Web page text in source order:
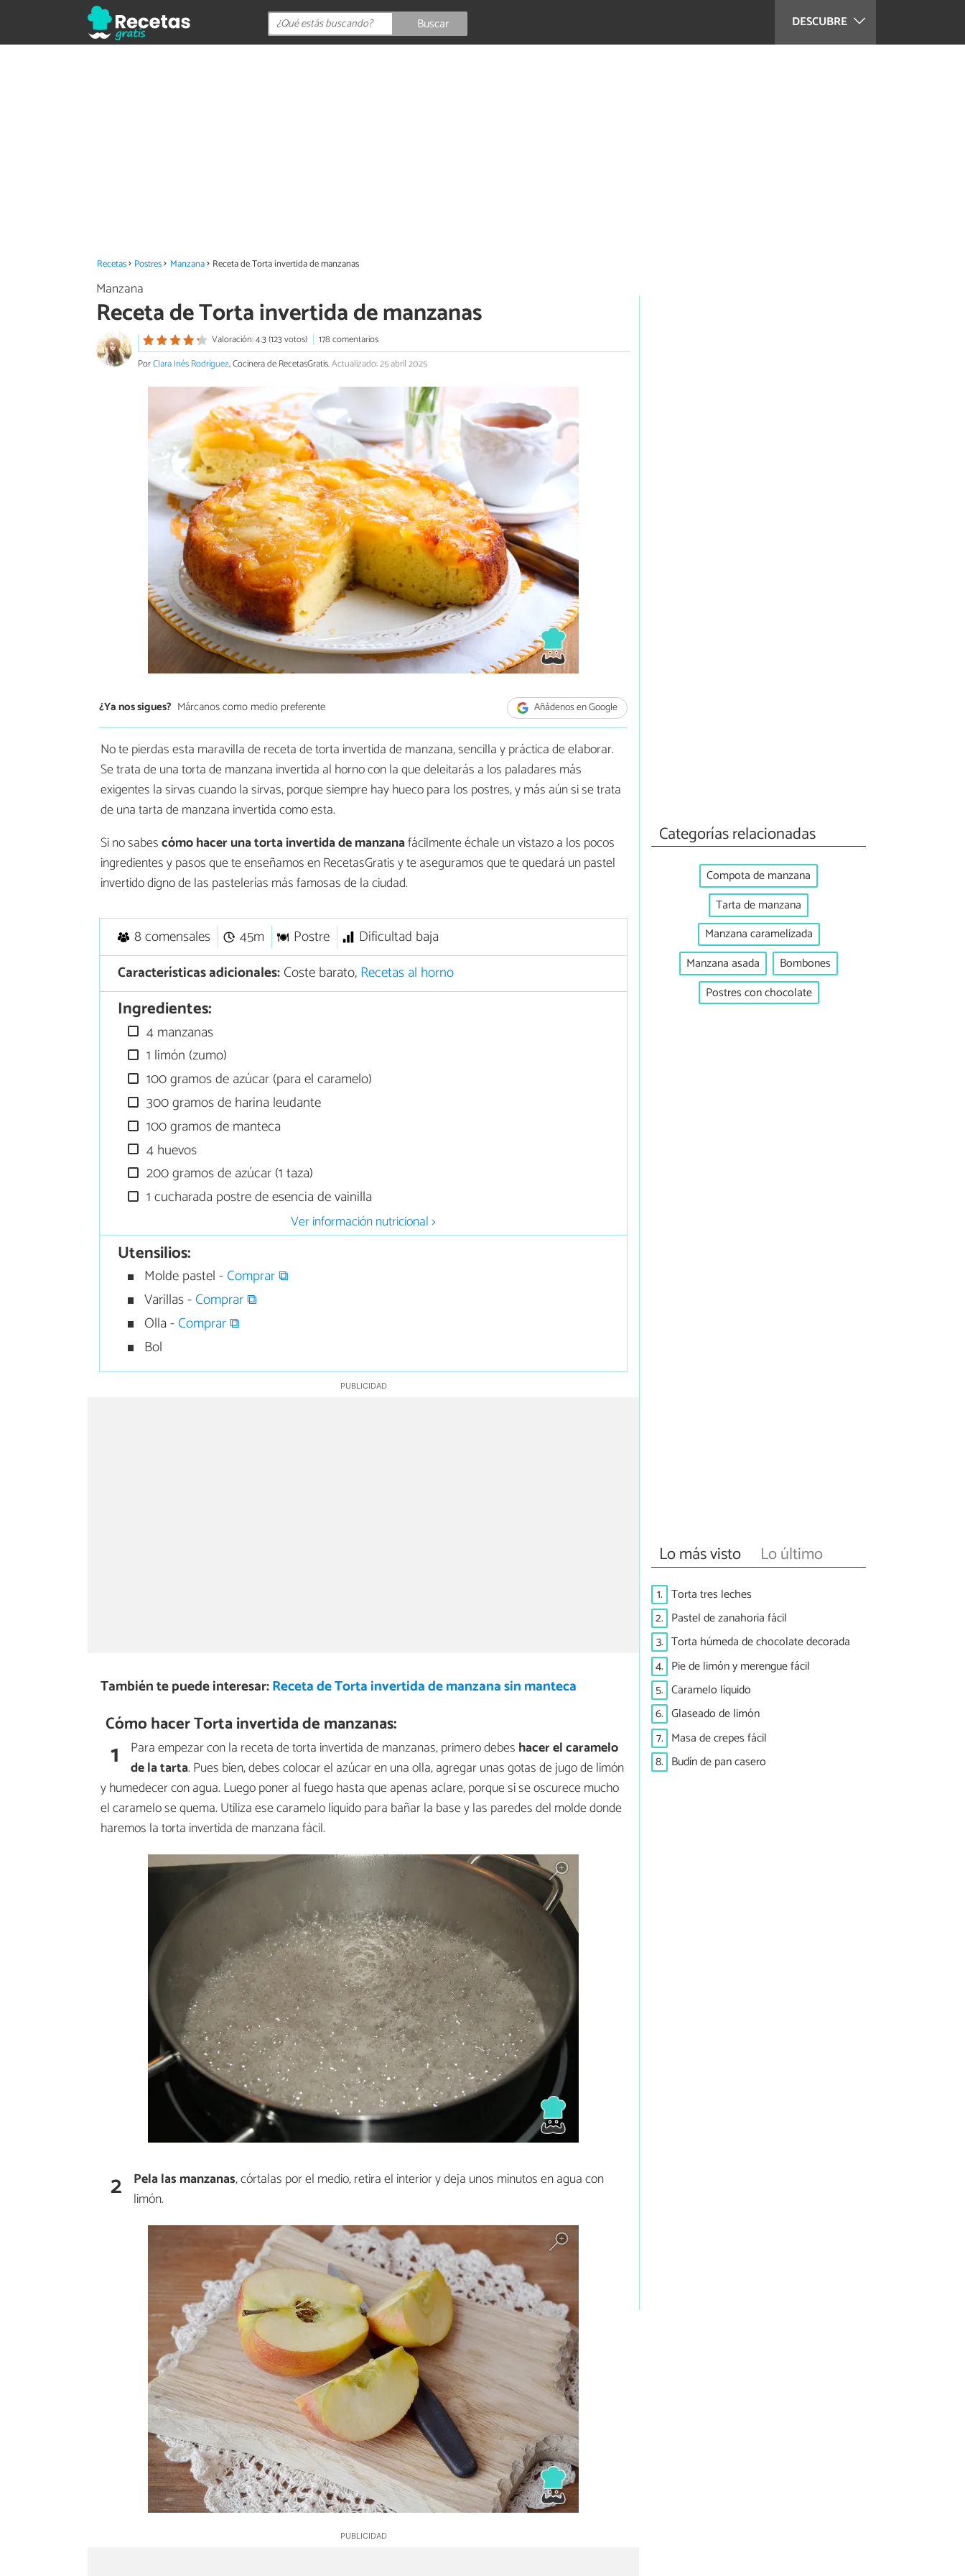
DESCUBRE
Buscar
Recetas Postres Manzana Receta de Torta invertida de manzanas
Manzana
Receta de Torta invertida de manzanas
Valoración: 4.3 (123 votos)
178 comentarios
PorClara Inés Rodríguez, Cocinera de RecetasGratis.Actualizado: 25 abril 2025
¿Ya nos sigues? Márcanos como medio preferente Añádenos en Google
No te pierdas esta maravilla de receta de torta invertida de manzana, sencilla y práctica de elaborar.
Se trata de una torta de manzana invertida al horno con la que deleitarás a los paladares más
exigentes la sirvas cuando la sirvas, porque siempre hay hueco para los postres, y más aún si se trata
de una tarta de manzana invertida como esta.
Si no sabescómo hacer una torta invertida de manzanafácilmente échale un vistazo a los pocos
ingredientes y pasos que te enseñamos en RecetasGratis y te aseguramos que te quedará un pastel
invertido digno de las pastelerías más famosas de la ciudad.
8 comensales 45m Postre
Dificultad baja
Características adicionales:Coste barato,Recetas al horno
Ingredientes:
4 manzanas
1 limón (zumo)
100 gramos de azúcar (para el caramelo)
300 gramos de harina leudante
100 gramos de manteca
4 huevos
200 gramos de azúcar (1 taza)
1 cucharada postre de esencia de vainilla
Ver información nutricional >
Utensilios:
Molde pastel -Comprar ⧉
Varillas -Comprar ⧉
Olla -Comprar ⧉
Bol
También te puede interesar:Receta de Torta invertida de manzana sin manteca
Cómo hacer Torta invertida de manzanas:
1 Para empezar con la receta de torta invertida de manzanas, primero debes hacer el caramelo
de la tarta. Pues bien, debes colocar el azúcar en una olla, agregar unas gotas de jugo de limón
y humedecer con agua. Luego poner al fuego hasta que apenas aclare, porque si se oscurece mucho
el caramelo se quema. Utiliza ese caramelo líquido para bañar la base y las paredes del molde donde
haremos la torta invertida de manzana fácil.
2 Pela las manzanas, córtalas por el medio, retira el interior y deja unos minutos en agua con
limón.
Categorías relacionadas
Compota de manzana
Tarta de manzana
Manzana caramelizada
Manzana asada
Bombones
Postres con chocolate
Lo más visto Lo último
1. Torta tres leches
2. Pastel de zanahoria fácil
3. Torta húmeda de chocolate decorada
4. Pie de limón y merengue fácil
5. Caramelo líquido
6. Glaseado de limón
7. Masa de crepes fácil
8. Budín de pan casero